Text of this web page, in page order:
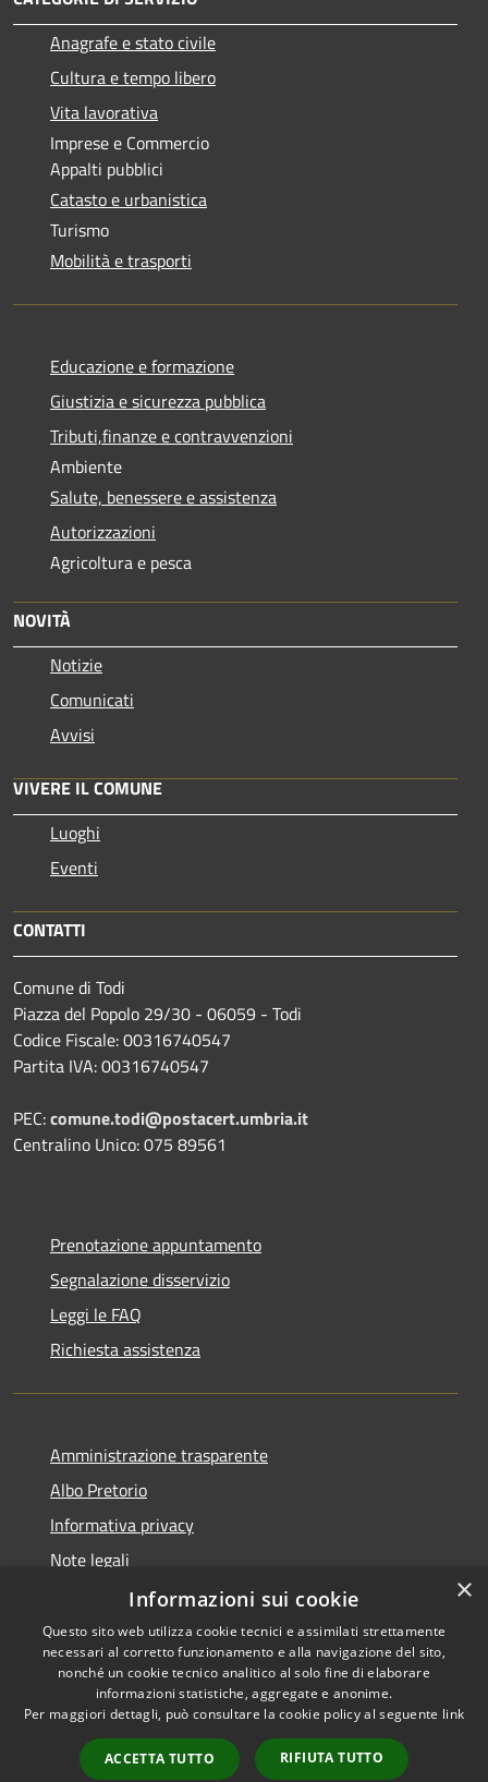
Anagrafe e stato civile
Cultura e tempo libero
Vita lavorativa
Imprese e Commercio
Appalti pubblici
Catasto e urbanistica
Turismo
Mobilità e trasporti
Educazione e formazione
Giustizia e sicurezza pubblica
Tributi,finanze e contravvenzioni
Ambiente
Salute, benessere e assistenza
Autorizzazioni
Agricoltura e pesca
NOVITÀ
Notizie
Comunicati
Avvisi
VIVERE IL COMUNE
Luoghi
Eventi
CONTATTI
Comune di Todi
Piazza del Popolo 29/30 - 06059 - Todi
Codice Fiscale: 00316740547
Partita IVA: 00316740547
PEC:comune.todi@postacert.umbria.it
Centralino Unico: 075 89561
Prenotazione appuntamento
Segnalazione disservizio
Leggi le FAQ
Richiesta assistenza
Amministrazione trasparente
Albo Pretorio
Informativa privacy
Note legali
Dichiarazione di accessibilità
RSS
Accessibilità
Copyright © 2026 • Comune di
Todi • Powered by
Municipium•
Accesso
×
Informazioni sui cookie
Questo sito web utilizza cookie tecnici e assimilati strettamente
necessari al corretto funzionamento e alla navigazione del sito,
nonché un cookie tecnico analitico al solo fine di elaborare
informazioni statistiche, aggregate e anonime.
Per maggiori dettagli, può consultare la cookie policy al seguente link
ACCETTA TUTTO RIFIUTA TUTTO